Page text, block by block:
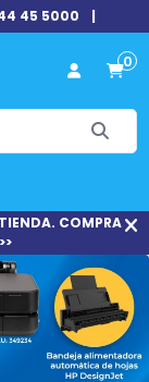
45 5000 |
0
COMPRA